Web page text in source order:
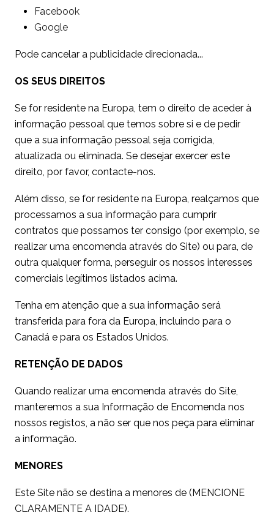
Facebook
Google
Pode cancelar a publicidade direcionada...
OS SEUS DIREITOS
Se for residente na Europa, tem o direito de aceder à
informação pessoal que temos sobre si e de pedir
que a sua informação pessoal seja corrigida,
atualizada ou eliminada. Se desejar exercer este
direito, por favor, contacte-nos.
Além disso, se for residente na Europa, realçamos que
processamos a sua informação para cumprir
contratos que possamos ter consigo (por exemplo, se
realizar uma encomenda através do Site) ou para, de
outra qualquer forma, perseguir os nossos interesses
comerciais legítimos listados acima.
Tenha em atenção que a sua informação será
transferida para fora da Europa, incluindo para o
Canadá e para os Estados Unidos.
RETENÇÃO DE DADOS
Quando realizar uma encomenda através do Site,
manteremos a sua Informação de Encomenda nos
nossos registos, a não ser que nos peça para eliminar
a informação.
MENORES
Este Site não se destina a menores de (MENCIONE
CLARAMENTE A IDADE).